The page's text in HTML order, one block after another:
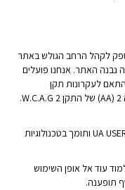
לקהל הרחב הגולש באתר
נבנה האתר. אנחנו פועלים
לעקרונות תקן
הנגישות. האתר מותאם לדרישות הנגישות לרמה 2 (AA) של התקן W.C.A.G 2.
האתר מונגש באמצעות חברת UA USER ACCESSIBILITY ותומך בטכנולוגיות
עוד אל אופן השימוש